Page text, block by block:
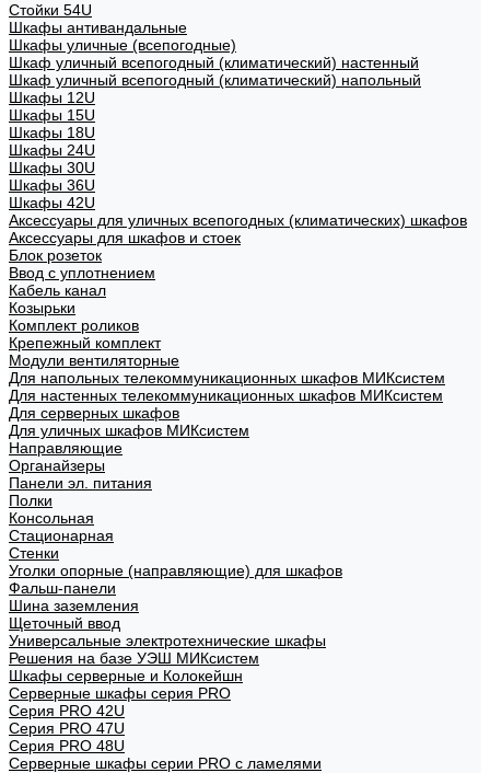
Стойки 54U
Шкафы антивандальные
Шкафы уличные (всепогодные)
Шкаф уличный всепогодный (климатический) настенный
Шкаф уличный всепогодный (климатический) напольный
Шкафы 12U
Шкафы 15U
Шкафы 18U
Шкафы 24U
Шкафы 30U
Шкафы 36U
Шкафы 42U
Аксессуары для уличных всепогодных (климатических) шкафов
Аксессуары для шкафов и стоек
Блок розеток
Ввод с уплотнением
Кабель канал
Козырьки
Комплект роликов
Крепежный комплект
Модули вентиляторные
Для напольных телекоммуникационных шкафов МИКсистем
Для настенных телекоммуникационных шкафов МИКсистем
Для серверных шкафов
Для уличных шкафов МИКсистем
Направляющие
Органайзеры
Панели эл. питания
Полки
Консольная
Стационарная
Стенки
Уголки опорные (направляющие) для шкафов
Фальш-панели
Шина заземления
Щеточный ввод
Универсальные электротехнические шкафы
Решения на базе УЭШ МИКсистем
Шкафы серверные и Колокейшн
Серверные шкафы серия PRO
Серия PRO 42U
Серия PRO 47U
Серия PRO 48U
Серверные шкафы серии PRO с ламелями